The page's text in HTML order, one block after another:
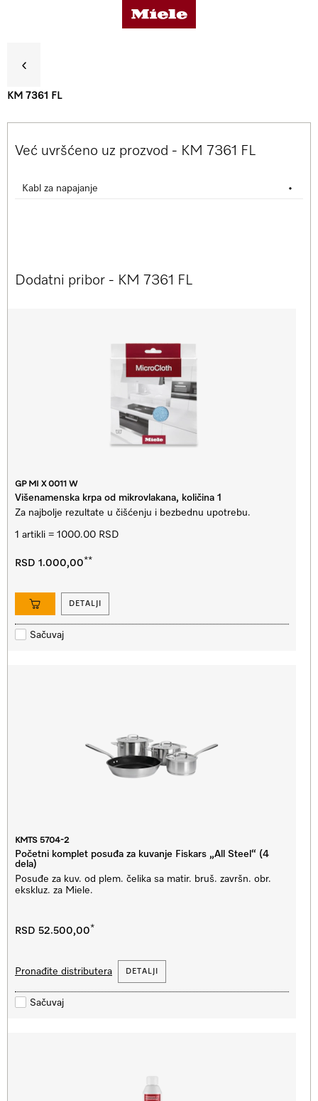
KM 7361 FL
Već uvršćeno uz prozvod - KM 7361 FL
Kabl za napajanje •
Dodatni pribor - KM 7361 FL
GP MI X 0011 W
Višenamenska krpa od mikrovlakana, količina 1
Za najbolje rezultate u čišćenju i bezbednu upotrebu.
1 artikli = 1000.00 RSD
RSD 1.000,00**
DETALJI
Sačuvaj
KMTS 5704-2
Početni komplet posuđa za kuvanje Fiskars „All Steel“ (4
dela)
Posuđe za kuv. od plem. čelika sa matir. bruš. završn. obr.
ekskluz. za Miele.
RSD 52.500,00*
DETALJI
Pronađite distributera
Sačuvaj